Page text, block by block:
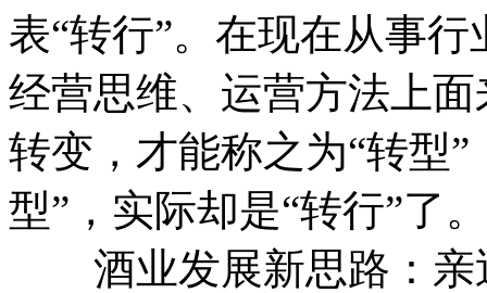
表“转行”。在现在从事
经营思维、运营方法上
转变，才能称之为“转型
型”，实际却是“转行”了。
酒业发展新思路：亲